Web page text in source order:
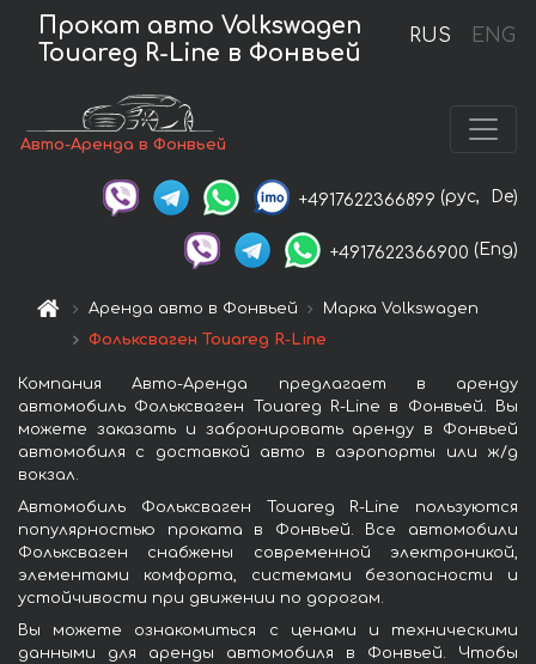
RUS ENG
Прокат авто Volkswagen
Touareg R-Line в Фонвьей
Авто-Аренда в Фонвьей
+4917622366899 (рус, De)
+4917622366900 (Eng)
Аренда авто в Фонвьей
Марка Volkswagen
Фольксваген Touareg R-Line
Компания Авто-Аренда предлагает в аренду
автомобиль Фольксваген Touareg R-Line в Фонвьей. Вы
можете заказать и забронировать аренду в Фонвьей
автомобиля с доставкой авто в аэропорты или ж/д
вокзал.
Автомобиль Фольксваген Touareg R-Line пользуются
популярностью проката в Фонвьей. Все автомобили
Фольксваген снабжены современной электроникой,
элементами комфорта, системами безопасности и
устойчивости при движении по дорогам.
Вы можете ознакомиться с ценами и техническими
данными для аренды автомобиля в Фонвьей. Чтобы